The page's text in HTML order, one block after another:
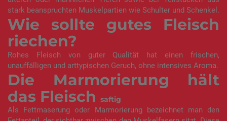
stark beanspruchten Muskelpartien wie Schulter und Schenkel.
Wie sollte gutes Fleisch
riechen?
Rohes Fleisch von guter Qualität hat einen frischen,
unauffälligen und arttypischen Geruch, ohne intensives Aroma.
Die Marmorierung hält
das Fleisch saftig
Als Fettmaserung oder Marmorierung bezeichnet man den